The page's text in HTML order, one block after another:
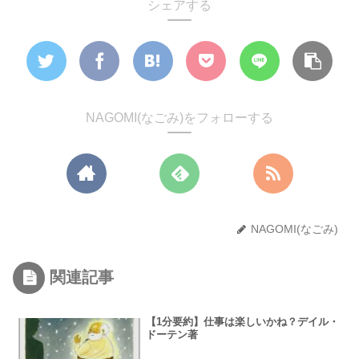
シェアする
NAGOMI(なごみ)をフォローする
NAGOMI(なごみ)
関連記事
【1分要約】仕事は楽しいかね？デイル・
ドーテン著